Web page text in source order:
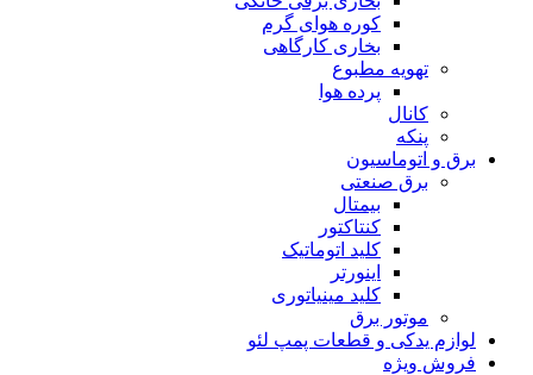
کوره هوای گرم
بخاری کارگاهی
تهویه مطبوع
پرده هوا
کانال
پنکه
برق و اتوماسیون
برق صنعتی
بیمتال
کنتاکتور
کلید اتوماتیک
اینورتر
کلید مینیاتوری
موتور برق
لوازم یدکی و قطعات پمپ لئو
فروش ویژه